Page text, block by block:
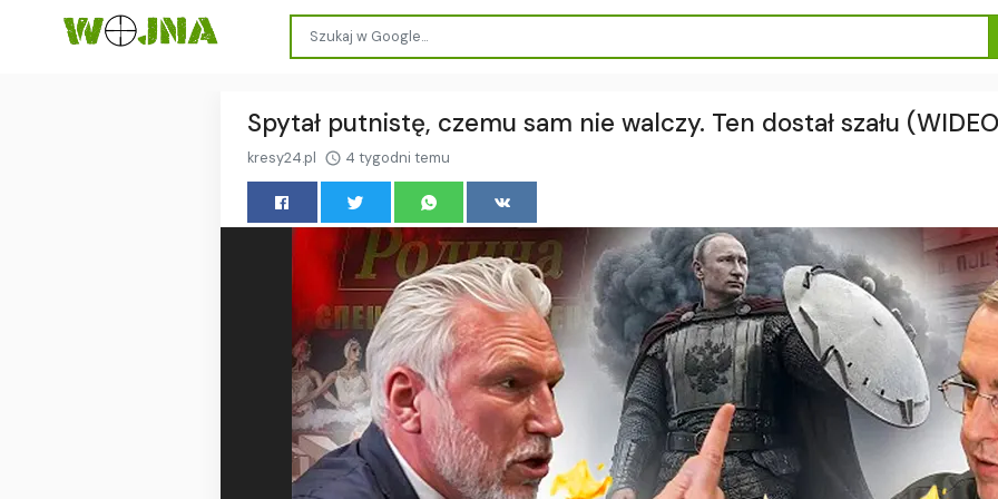
Spytał putnistę, czemu sam nie walczy. Ten dostał szału
kresy24.pl 4 tygodni temu